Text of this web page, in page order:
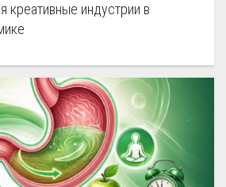
креативные индустрии в